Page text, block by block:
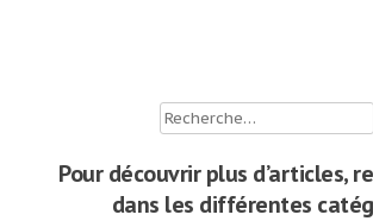
Rechercher :
Pour découvrir plus d’articles,
dans les différentes